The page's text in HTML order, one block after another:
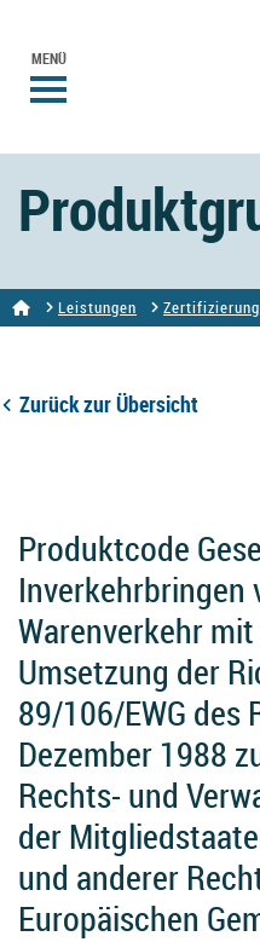
MENÜ
Leistungen
Zurück zur Übersicht
Produktcode
Inverkehrbringen
Warenverkehr
Umsetzung der
89/106/EWG des
Dezember 1988
Rechts- und
der
und anderer
Europäischen